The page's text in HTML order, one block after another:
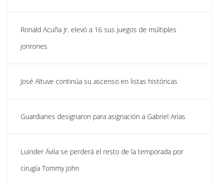
Ronald Acuña Jr. elevó a 16 sus juegos de múltiples
jonrones
José Altuve continúa su ascenso en listas históricas
Guardianes designaron para asignación a Gabriel Arias
Luinder Ávila se perderá el resto de la temporada por
cirugía Tommy John